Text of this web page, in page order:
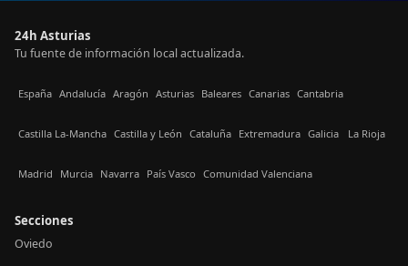
24h Asturias
Tu fuente de información local actualizada.
España Andalucía Aragón Asturias Baleares Canarias Cantabria
Castilla La-Mancha Castilla y León Cataluña Extremadura Galicia La Rioja
Madrid Murcia Navarra País Vasco Comunidad Valenciana
Secciones
Oviedo